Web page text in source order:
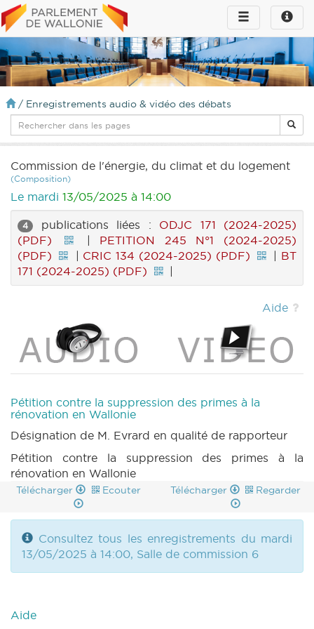
Toggle
infos
Toggle
navigation
/ Enregistrements audio & vidéo des débats
Commission de l'énergie, du climat et du logement
(Composition)
Le mardi 13/05/2025 à 14:00
4 publications liées : ODJC 171 (2024-2025)
(PDF)
| PETITION 245 N°1 (2024-2025)
(PDF)
| CRIC 134 (2024-2025) (PDF) | BT
171 (2024-2025) (PDF)
|
Aide
Pétition contre la suppression des primes à la
rénovation en Wallonie
Désignation de M. Evrard en qualité de rapporteur
Pétition contre la suppression des primes à la
rénovation en Wallonie
Télécharger Ecouter Télécharger Regarder
Consultez tous les enregistrements du mardi
13/05/2025 à 14:00, Salle de commission 6
Aide